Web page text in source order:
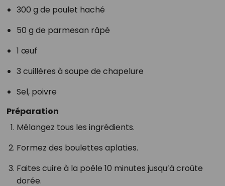
300 g de poulet haché
50 g de parmesan râpé
1 œuf
3 cuillères à soupe de chapelure
Sel, poivre
Préparation
Mélangez tous les ingrédients.
Formez des boulettes aplaties.
Faites cuire à la poêle 10 minutes jusqu’à croûte
dorée.